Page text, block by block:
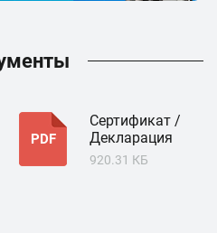
PDF
Сертификат /
Декларация
920.31 КБ